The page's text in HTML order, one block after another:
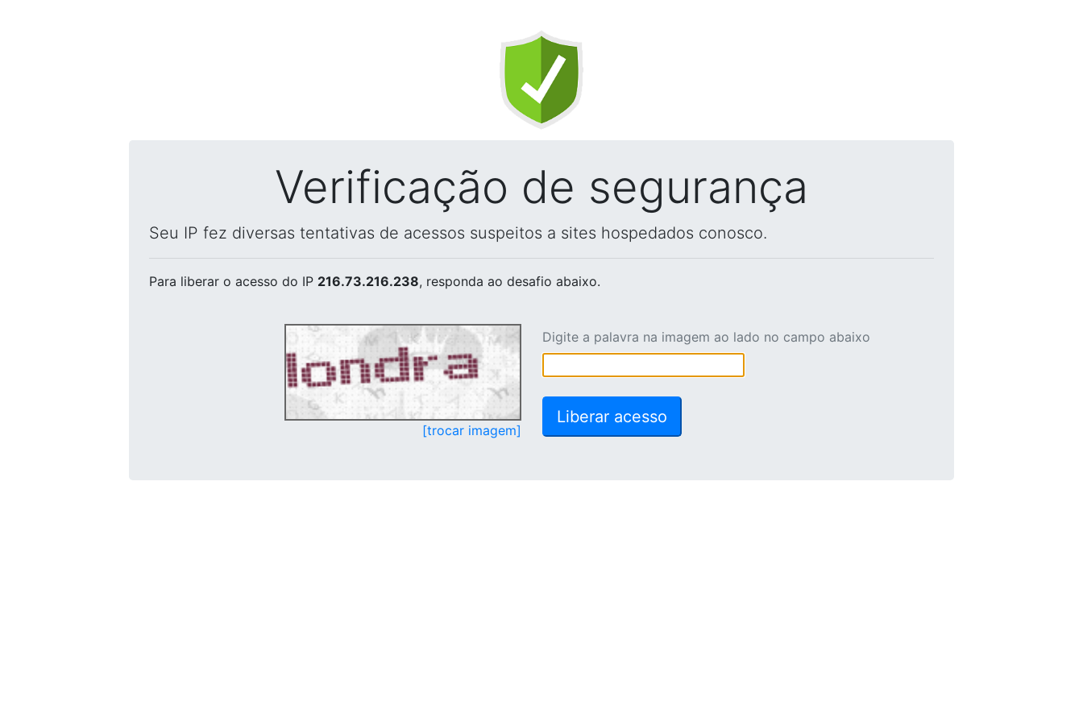
Verificação de segurança
Seu IP fez diversas tentativas de acessos suspeitos a sites hospedados conosco.
Para liberar o acesso do IP 216.73.216.238, responda ao desafio abaixo.
[trocar imagem]
Digite a palavra na imagem ao lado no campo abaixo